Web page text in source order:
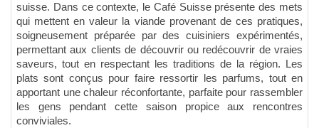
suisse. Dans ce contexte, le Café Suisse présente des mets
qui mettent en valeur la viande provenant de ces pratiques,
soigneusement préparée par des cuisiniers expérimentés,
permettant aux clients de découvrir ou redécouvrir de vraies
saveurs, tout en respectant les traditions de la région. Les
plats sont conçus pour faire ressortir les parfums, tout en
apportant une chaleur réconfortante, parfaite pour rassembler
les gens pendant cette saison propice aux rencontres
conviviales.